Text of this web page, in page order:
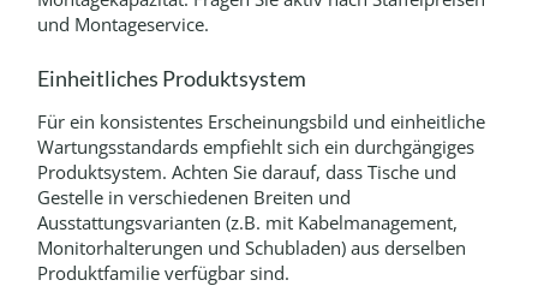
und Montageservice.
Einheitliches Produktsystem
Für ein konsistentes Erscheinungsbild und einheitliche
Wartungsstandards empfiehlt sich ein durchgängiges
Produktsystem. Achten Sie darauf, dass Tische und
Gestelle in verschiedenen Breiten und
Ausstattungsvarianten (z.B. mit Kabelmanagement,
Monitorhalterungen und Schubladen) aus derselben
Produktfamilie verfügbar sind.